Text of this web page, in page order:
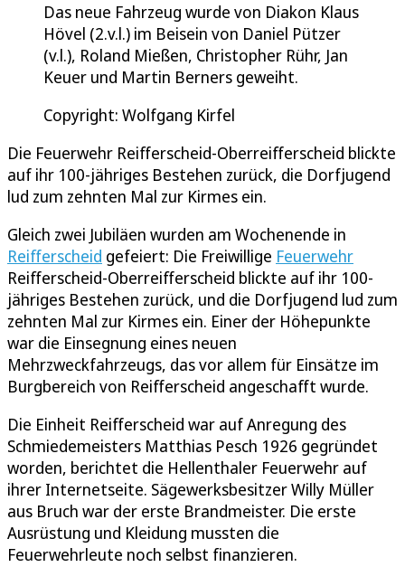
Das neue Fahrzeug wurde von Diakon Klaus
Hövel (2.v.l.) im Beisein von Daniel Pützer
(v.l.), Roland Mießen, Christopher Rühr, Jan
Keuer und Martin Berners geweiht.
Copyright: Wolfgang Kirfel
Die Feuerwehr Reifferscheid-Oberreifferscheid blickte
auf ihr 100-jähriges Bestehen zurück, die Dorfjugend
lud zum zehnten Mal zur Kirmes ein.
Gleich zwei Jubiläen wurden am Wochenende in
Reifferscheid gefeiert: Die Freiwillige Feuerwehr
Reifferscheid-Oberreifferscheid blickte auf ihr 100-
jähriges Bestehen zurück, und die Dorfjugend lud zum
zehnten Mal zur Kirmes ein. Einer der Höhepunkte
war die Einsegnung eines neuen
Mehrzweckfahrzeugs, das vor allem für Einsätze im
Burgbereich von Reifferscheid angeschafft wurde.
Die Einheit Reifferscheid war auf Anregung des
Schmiedemeisters Matthias Pesch 1926 gegründet
worden, berichtet die Hellenthaler Feuerwehr auf
ihrer Internetseite. Sägewerksbesitzer Willy Müller
aus Bruch war der erste Brandmeister. Die erste
Ausrüstung und Kleidung mussten die
Feuerwehrleute noch selbst finanzieren.